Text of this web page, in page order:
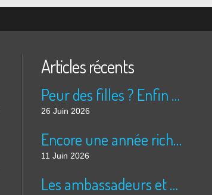
Articles récents
Peur des filles ? Enfin rassuré ?
26 Juin 2026
Encore une année riche en cinéma pour Super 8 !
11 Juin 2026
Les ambassadeurs et SUPER 8 - La solidarité en action